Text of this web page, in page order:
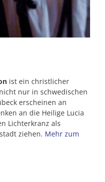
ist ein christlicher
nur in schwedischen
erscheinen an
an die Heilige Lucia
Lichterkranz als
ziehen. Mehr zum